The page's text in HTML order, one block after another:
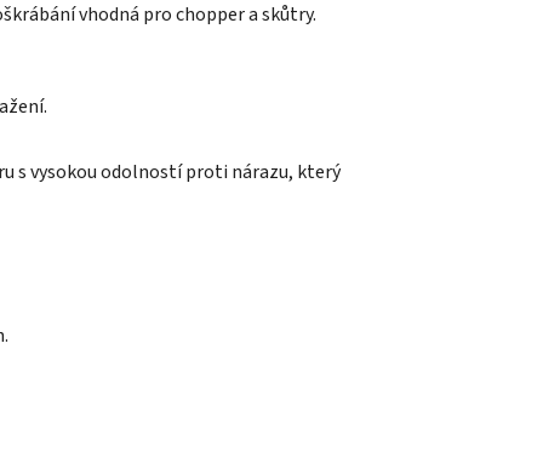
vhodná pro chopper a skůtry.
s vysokou odolností proti nárazu, který